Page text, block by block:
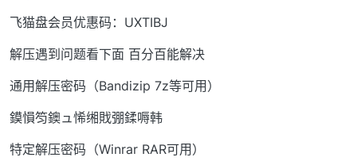
飞猫盘会员优惠码：UXTIBJ
解压遇到问题看下面 百分百能解决
通用解压密码（Bandizip 7z等可用）
鏌愪笉鐭ュ悕缃戝弸鍒嗕韩
特定解压密码（Winrar RAR可用）